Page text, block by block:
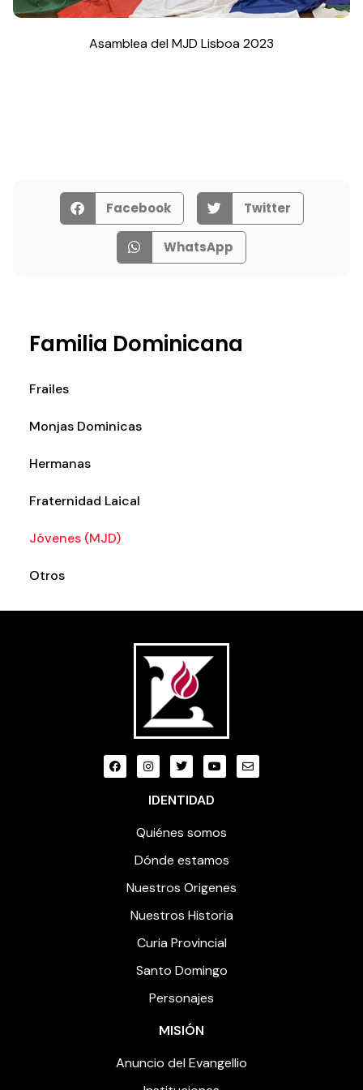
Familia Dominicana
Frailes
Monjas Dominicas
Hermanas
Fraternidad Laical
Jóvenes (MJD)
Otros
Asamblea del MJD Lisboa 2023
Facebook Twitter
WhatsApp
IDENTIDAD
Quiénes somos
Dónde estamos
Nuestros Origenes
Nuestros Historia
Curia Provincial
Santo Domingo
Personajes
MISIÓN
Anuncio del Evangellio